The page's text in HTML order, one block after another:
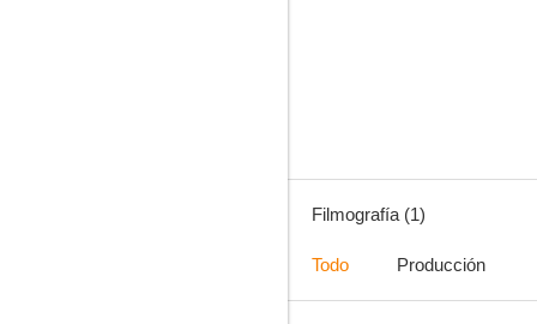
Filmografía (1)
Todo Producción